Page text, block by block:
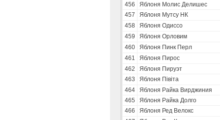
456
Яблоня Молис Делишес
457
Яблоня Мутсу НК
458
Яблоня Одиссо
459
Яблоня Орловим
460
Яблоня Пинк Перл
461
Яблоня Пирос
462
Яблоня Пируэт
463
Яблоня Півіта
464
Яблоня Райка Вирджиния
465
Яблоня Райка Долго
466
Яблоня Ред Велокс